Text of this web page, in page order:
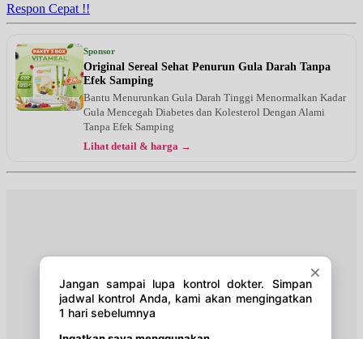
Jam 14:00 - 17:00
UMUM
Rabu, 19/08/2026
Jam 18:00 - 20:00
Kamis, 20/08/2026
Jam 16:00 - 19:00
Respon Cepat !!
Sponsor
Original Sereal Sehat Penurun Gula Darah Tanpa
Efek Samping
Bantu Menurunkan Gula Darah Tinggi Menormalkan Kadar
Gula Mencegah Diabetes dan Kolesterol Dengan Alami
Tanpa Efek Samping
Lihat detail & harga →